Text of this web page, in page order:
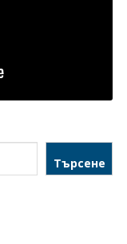
Търсене